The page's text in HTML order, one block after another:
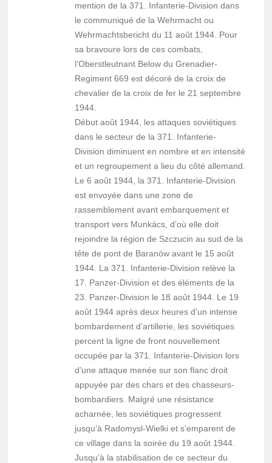
mention de la 371. Infanterie-Division dans
le communiqué de la Wehrmacht ou
Wehrmachtsbericht du 11 août 1944. Pour
sa bravoure lors de ces combats,
l’Oberstleutnant Below du Grenadier-
Regiment 669 est décoré de la croix de
chevalier de la croix de fer le 21 septembre
1944.
Début août 1944, les attaques soviétiques
dans le secteur de la 371. Infanterie-
Division diminuent en nombre et en intensité
et un regroupement a lieu du côté allemand.
Le 6 août 1944, la 371. Infanterie-Division
est envoyée dans une zone de
rassemblement avant embarquement et
transport vers Munkács, d’où elle doit
rejoindre la région de Szczucin au sud de la
tête de pont de Baranów avant le 15 août
1944. La 371. Infanterie-Division relève la
17. Panzer-Division et des éléments de la
23. Panzer-Division le 18 août 1944. Le 19
août 1944 après deux heures d’un intense
bombardement d’artillerie, les soviétiques
percent la ligne de front nouvellement
occupée par la 371. Infanterie-Division lors
d’une attaque menée sur son flanc droit
appuyée par des chars et des chasseurs-
bombardiers. Malgré une résistance
acharnée, les soviétiques progressent
jusqu’à Radomysl-Wielki et s’emparent de
ce village dans la soirée du 19 août 1944.
Jusqu’à la stabilisation de ce secteur du